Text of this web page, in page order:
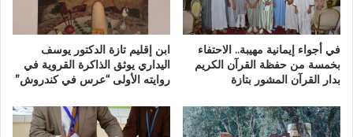
ت
ر
ب
ط
ا
م
د
ق
ب
ر
ة
"
ل
ر
في أجواء إيمانية مهيبة.. الاحتفاء
بخمسة من حفظة القرآن الكريم
بدار القرآن المشور بتازة
ابن إقليم تازة الدكتور يوسف
اليداري يوثق الذاكرة القروية في
روايته الأولى “عرس في كندروش”